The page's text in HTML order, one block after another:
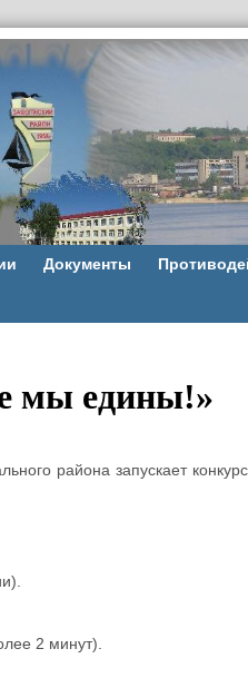
Документы
мы едины!»
района запускает
2 минут).